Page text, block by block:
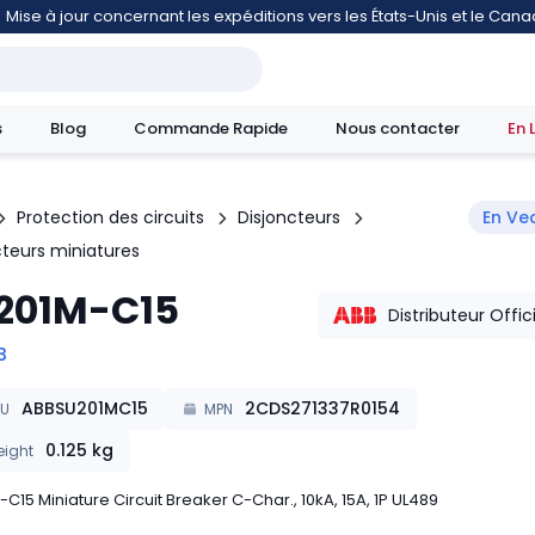
Mise à jour concernant les expéditions vers les États-Unis et le
Blog Commande Rapide Nous contacter En
Protection des circuits
Disjoncteurs
miniatures
En
C15 Distributeur
ABBSU201MC15 MPN 2CDS271337R0154
0.125 kg
C15 Miniature Circuit Breaker C-Char., 10kA, 15A, 1P UL489